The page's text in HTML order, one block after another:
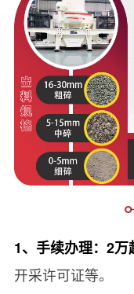
1、手续办理：2万
开采许可证等。